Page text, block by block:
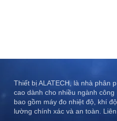
Thiết bị ALATECH, là nhà phân
cao dành cho nhiều ngành
bao gồm máy đo nhiệt độ, khí
lường chính xác và an toàn.